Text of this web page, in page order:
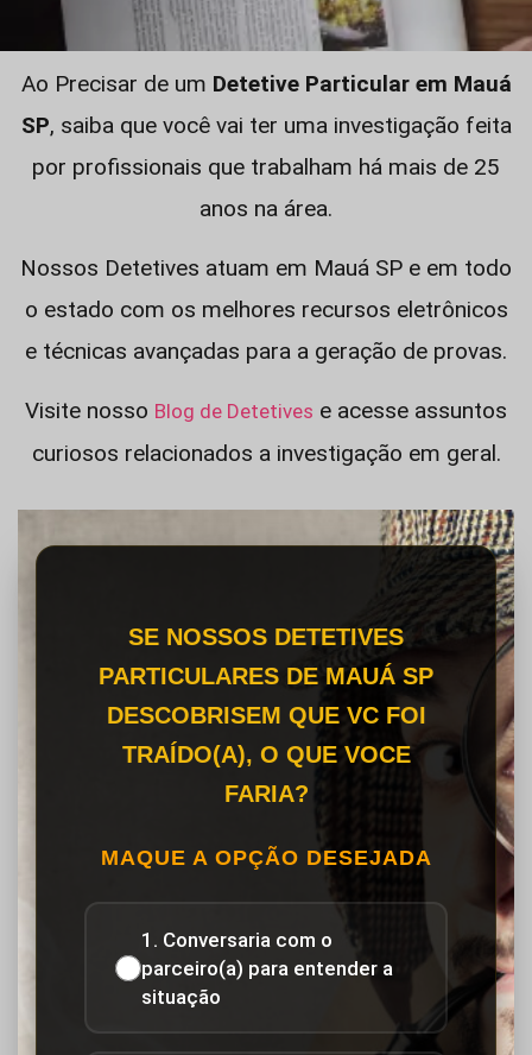
Ao Precisar de um Detetive Particular em Mauá
SP, saiba que você vai ter uma investigação feita
por profissionais que trabalham há mais de 25
anos na área.
Nossos Detetives atuam em Mauá SP e em todo
o estado com os melhores recursos eletrônicos
e técnicas avançadas para a geração de provas.
Visite nosso Blog de Detetives e acesse assuntos
curiosos relacionados a investigação em geral.
SE NOSSOS DETETIVES
PARTICULARES DE MAUÁ SP
DESCOBRISEM QUE VC FOI
TRAÍDO(A), O QUE VOCE
FARIA?
MAQUE A OPÇÃO DESEJADA
1. Conversaria com o
parceiro(a) para entender a
situação